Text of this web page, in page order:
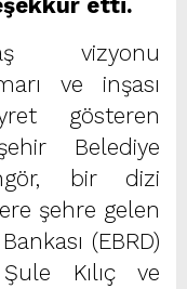
vizyonu
ve inşası
gösteren
Belediye
bir dizi
şehre gelen
(EBRD)
Kılıç ve